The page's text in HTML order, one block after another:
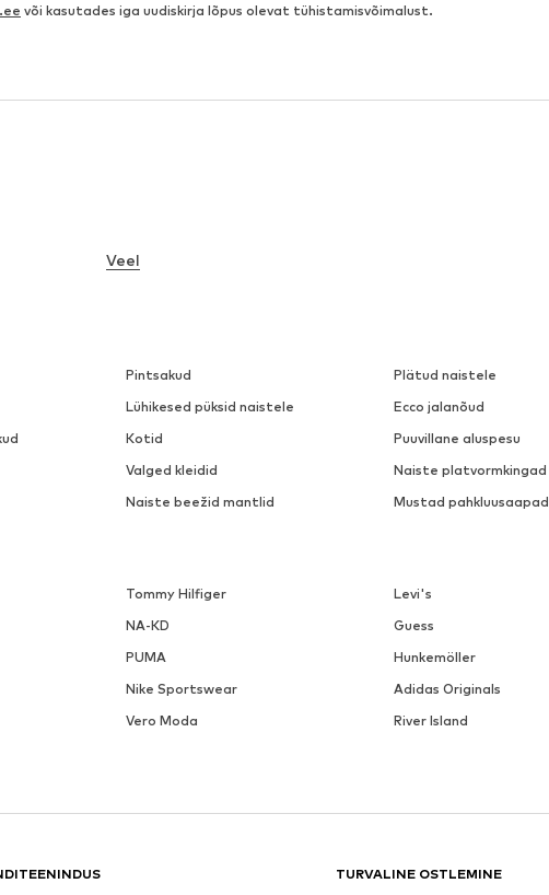
või kasutades iga uudiskirja lõpus olevat tühistamisvõimalust.
Pintsakud
Plätud naistele
Lühikesed püksid naistele
Ecco jalanõud
Kotid
Puuvillane aluspesu
Valged kleidid
Naiste platvormkingad
Naiste beežid mantlid Mustad pahkluusaapad
Tommy Hilfiger
Levi's
NA-KD
Guess
PUMA
Hunkemöller
Nike Sportswear
Adidas Originals
Vero Moda River Island
TURVALINE OSTLEMINE
Veel